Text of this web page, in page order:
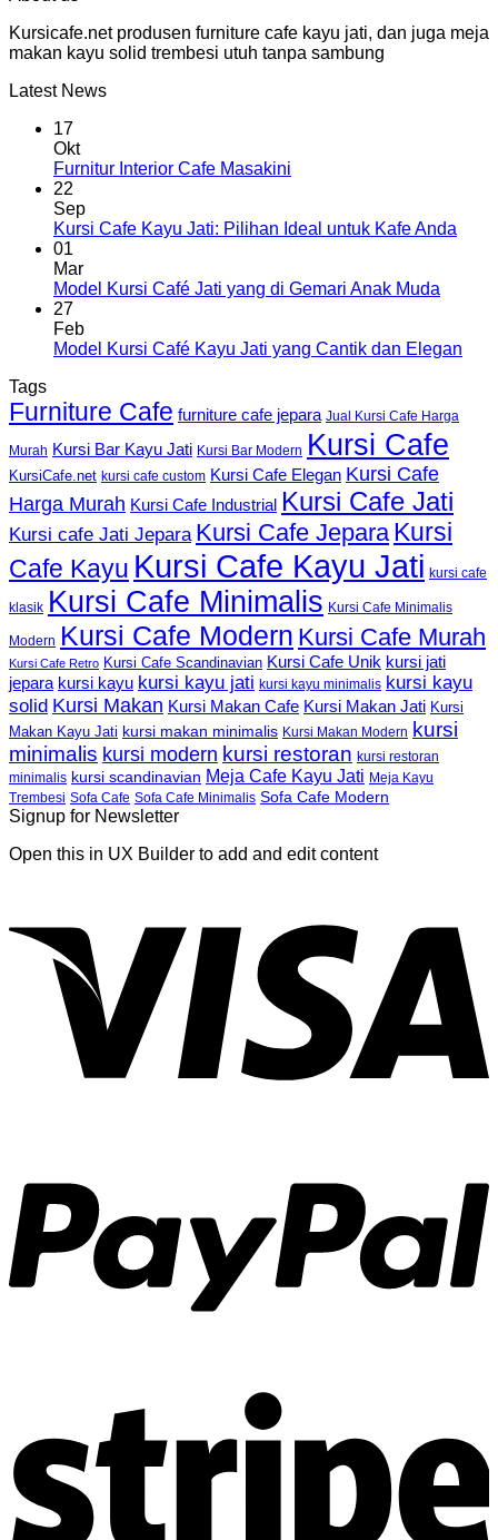
Kursicafe.net produsen furniture cafe kayu jati, dan juga meja
makan kayu solid trembesi utuh tanpa sambung
Latest News
17
Okt
Furnitur Interior Cafe Masakini
22
Sep
Kursi Cafe Kayu Jati: Pilihan Ideal untuk Kafe Anda
01
Mar
Model Kursi Café Jati yang di Gemari Anak Muda
27
Feb
Model Kursi Café Kayu Jati yang Cantik dan Elegan
Tags
Furniture Cafe furniture cafe jepara Jual Kursi Cafe Harga
Murah Kursi Bar Kayu Jati Kursi Bar Modern Kursi Cafe
KursiCafe.net kursi cafe custom Kursi Cafe Elegan Kursi Cafe
Harga Murah Kursi Cafe Industrial Kursi Cafe Jati
Kursi cafe Jati Jepara Kursi Cafe Jepara Kursi
Cafe Kayu Kursi Cafe Kayu Jati kursi cafe
klasik Kursi Cafe Minimalis Kursi Cafe Minimalis
Modern Kursi Cafe Modern Kursi Cafe Murah
Kursi Cafe Retro Kursi Cafe Scandinavian Kursi Cafe Unik kursi jati
jepara kursi kayu kursi kayu jati kursi kayu minimalis kursi kayu
solid Kursi Makan Kursi Makan Cafe Kursi Makan Jati Kursi
Makan Kayu Jati kursi makan minimalis Kursi Makan Modern kursi
minimalis kursi modern kursi restoran kursi restoran
minimalis kursi scandinavian Meja Cafe Kayu Jati Meja Kayu
Trembesi Sofa Cafe Sofa Cafe Minimalis Sofa Cafe Modern
Signup for Newsletter
Open this in UX Builder to add and edit content